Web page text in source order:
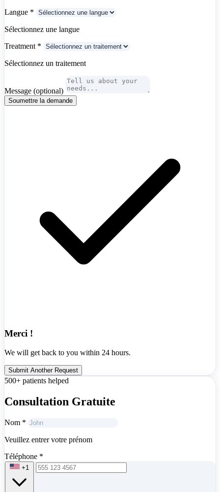
+213
Langue *
Sélectionnez une langue
Treatment *
Sélectionnez un traitement
Message (optional)
Soumettre la demande
Merci !
We will get back to you within 24 hours.
Submit Another Request
500+ patients helped
Consultation Gratuite
Nom *
Veuillez entrer votre prénom
Téléphone *
+1